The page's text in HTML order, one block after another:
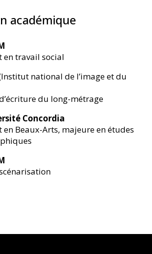
académique
en travail social
national de l’image et du
du long-métrage
Concordia
en Beaux-Arts, majeure en études